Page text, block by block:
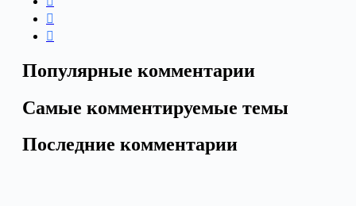
Популярные комментарии
Самые комментируемые темы
Последние комментарии